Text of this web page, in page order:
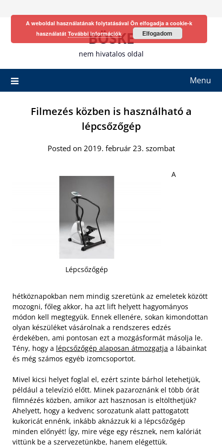
BÖSKE
nem hivatalos oldal
Menu
Filmezés közben is használható a
lépcsőzőgép
Posted on 2019. február 23. szombat
Lépcsőzőgép
A
hétköznapokban nem mindig szeretünk az emeletek között
mozogni, főleg akkor, ha azt lift helyett hagyományos
módon kell megtegyük. Ennek ellenére, sokan kimondottan
olyan készüléket vásárolnak a rendszeres edzés
érdekében, ami pontosan ezt a mozgásformát másolja le.
Tény, hogy a lépcsőzőgép alaposan átmozgatja a lábainkat
és még számos egyéb izomcsoportot.
Mivel kicsi helyet foglal el, ezért szinte bárhol letehetjük,
például a televízió előtt. Minek pazaroznánk el több órát
filmnézés közben, amikor azt hasznosan is eltölthetjük?
Ahelyett, hogy a kedvenc sorozatunk alatt pattogatott
kukoricát ennénk, inkább aknázzuk ki a lépcsőzőgép
minden előnyét! Így, mire vége egy résznek, nem kalóriát
vittünk be a szervezetünkbe, hanem elégettük.
A weboldal használatának folytatásával Ön elfogadja a cookie-k
használatát További információk Elfogadom